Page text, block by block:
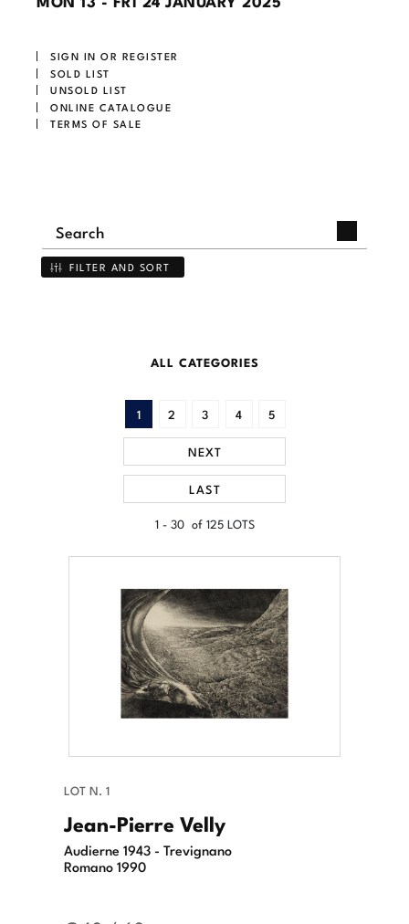
SIGN IN OR REGISTER
SOLD LIST
UNSOLD LIST
ONLINE CATALOGUE
TERMS OF SALE
FILTER AND SORT
ALL CATEGORIES
1 - 30 of 125 LOTS
1 2 3 4 5
NEXT
LAST
LOT N. 1
Jean-Pierre Velly
Audierne 1943 - Trevignano
Romano 1990